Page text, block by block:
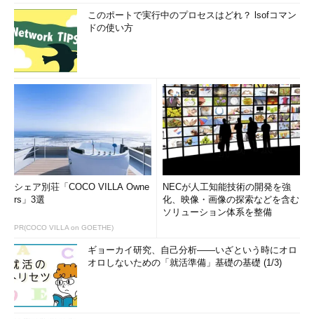
このポートで実行中のプロセスはどれ？ lsofコマン
ドの使い方
シェア別荘「COCO VILLA Owne
rs」3選
PR(COCO VILLA on GOETHE)
NECが人工知能技術の開発を強
化、映像・画像の探索などを含む
ソリューション体系を整備
ギョーカイ研究、自己分析――いざという時にオロ
オロしないための「就活準備」基礎の基礎 (1/3)